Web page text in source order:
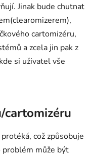
Jinak bude chutnat
cartomizéru,
a zcela jin pak z
si uživatel vše
cartomizéru
což způsobuje
problém může být